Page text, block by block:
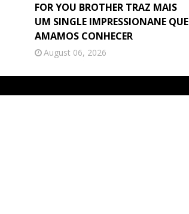
FOR YOU BROTHER TRAZ MAIS
UM SINGLE IMPRESSIONANE QUE
AMAMOS CONHECER
August 06, 2026